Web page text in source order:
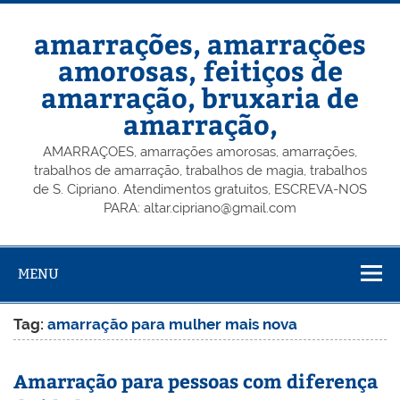
Skip
amarrações, amarrações
amorosas, feitiços de
amarração, bruxaria de
amarração,
AMARRAÇOES, amarrações amorosas, amarrações,
trabalhos de amarração, trabalhos de magia, trabalhos
de S. Cipriano. Atendimentos gratuitos, ESCREVA-NOS
PARA: altar.cipriano@gmail.com
MENU
Tag:amarração para mulher mais nova
Amarração para pessoas com diferença